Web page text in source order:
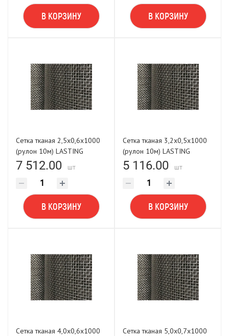
В КОРЗИНУ В КОРЗИНУ
Сетка тканая 2,5х0,6х1000
(рулон 10м) LASTING
TOOLS
7 512.00 шт
В КОРЗИНУ
Сетка тканая 3,2х0,5х1000
(рулон 10м) LASTING
TOOLS
5 116.00 шт
В КОРЗИНУ
Сетка тканая 4,0х0,6х1000
Сетка тканая 5,0х0,7х1000